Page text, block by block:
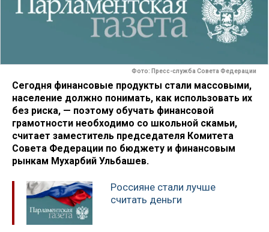
Фото: Пресс-служба Совета Федерации
Сегодня финансовые продукты стали массовыми,
население должно понимать, как использовать их
без риска, — поэтому обучать финансовой
грамотности необходимо со школьной скамьи,
считает заместитель председателя Комитета
Совета Федерации по бюджету и финансовым
рынкам Мухарбий Ульбашев.
Россияне стали лучше
считать деньги